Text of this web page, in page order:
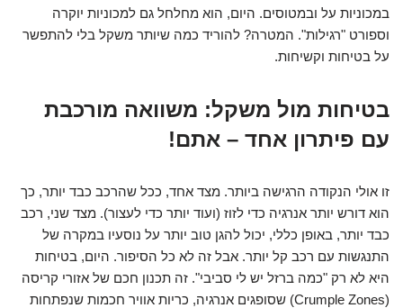
במכוניות על ובמטוסים. היום, הוא מחלחל גם למכוניות יוקרה
וספורט "רגילות". המטרה? להוריד כמה שיותר משקל בלי להתפשר
על בטיחות וקשיחות.
בטיחות מול משקל: משוואה מורכבת
עם פיתרון אחד – אתם!
זו אולי הנקודה הרגישה ביותר. מצד אחד, ככל שהרכב כבד יותר, כך
הוא דורש יותר אנרגיה כדי לזוז (ועוד יותר כדי לעצור). מצד שני, רכב
כבד יותר, באופן כללי, יכול להגן טוב יותר על נוסעיו במקרה של
התנגשות עם רכב קל יותר. אבל זה לא כל הסיפור. היום, בטיחות
היא לא רק "כמה ברזל יש לי סביבי". זה תכנון חכם של אזורי קריסה
(Crumple Zones) שסופגים אנרגיה, כריות אוויר חכמות שנפתחות